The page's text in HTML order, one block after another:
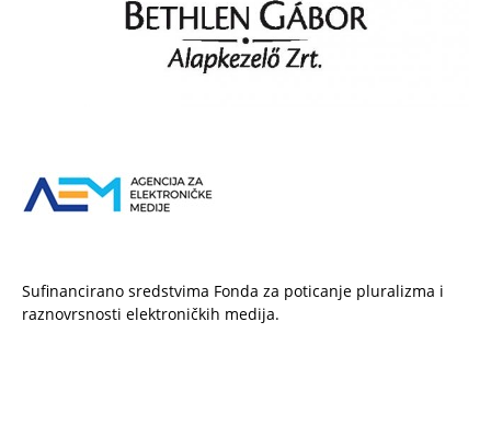
Sufinancirano sredstvima Fonda za poticanje pluralizma i
raznovrsnosti elektroničkih medija.